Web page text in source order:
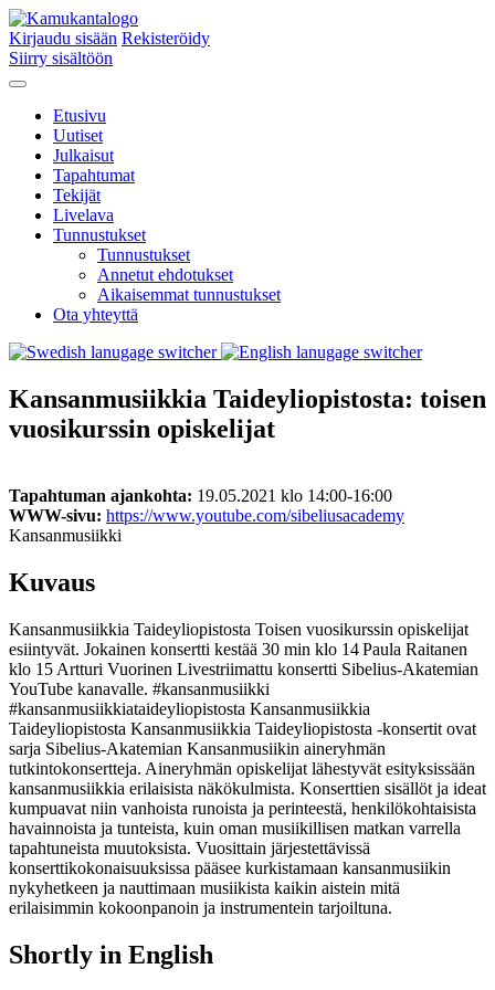
Kirjaudu sisään Rekisteröidy
Siirry sisältöön
Etusivu
Uutiset
Julkaisut
Tapahtumat
Tekijät
Livelava
Tunnustukset
Tunnustukset
Annetut ehdotukset
Aikaisemmat tunnustukset
Ota yhteyttä
Kansanmusiikkia Taideyliopistosta: toisen
vuosikurssin opiskelijat
Tapahtuman ajankohta: 19.05.2021 klo 14:00-16:00
WWW-sivu: https://www.youtube.com/sibeliusacademy
Kansanmusiikki
Kuvaus
Kansanmusiikkia Taideyliopistosta Toisen vuosikurssin opiskelijat
esiintyvät. Jokainen konsertti kestää 30 min klo 14 Paula Raitanen
klo 15 Artturi Vuorinen Livestriimattu konsertti Sibelius-Akatemian
YouTube kanavalle. #kansanmusiikki
#kansanmusiikkiataideyliopistosta Kansanmusiikkia
Taideyliopistosta Kansanmusiikkia Taideyliopistosta -konsertit ovat
sarja Sibelius-Akatemian Kansanmusiikin aineryhmän
tutkintokonsertteja. Aineryhmän opiskelijat lähestyvät esityksissään
kansanmusiikkia erilaisista näkökulmista. Konserttien sisällöt ja ideat
kumpuavat niin vanhoista runoista ja perinteestä, henkilökohtaisista
havainnoista ja tunteista, kuin oman musiikillisen matkan varrella
tapahtuneista muutoksista. Vuosittain järjestettävissä
konserttikokonaisuuksissa pääsee kurkistamaan kansanmusiikin
nykyhetkeen ja nauttimaan musiikista kaikin aistein mitä
erilaisimmin kokoonpanoin ja instrumentein tarjoiltuna.
Shortly in English